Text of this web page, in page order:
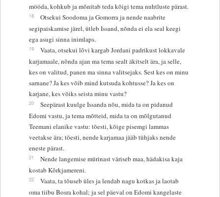
mööda, kohkub ja mõnitab teda kõigi tema nuhtluste pärast.
18
Otsekui Soodoma ja Gomorra ja nende naabrite
segipaiskamise järel, ütleb Issand, nõnda ei ela seal keegi
ega asugi sinna inimlaps.
19
Vaata, otsekui lõvi kargab Jordani padrikust lokkavale
karjamaale, nõnda ajan ma tema sealt äkitselt ära, ja selle,
kes on valitud, panen ma sinna valitsejaks. Sest kes on minu
sarnane? Ja kes võib mind kutsuda kohtusse? Ja kes on
karjane, kes võiks seista minu vastu?
20
Seepärast kuulge Issanda nõu, mida ta on pidanud
Edomi vastu, ja tema mõtteid, mida ta on mõlgutanud
Teemani elanike vastu: tõesti, kõige pisemgi lammas
veetakse ära; tõesti, nende karjamaa jääb tühjaks nende
eneste pärast.
21
Nende langemise mürinast väriseb maa, hädakisa kaja
kostab Kõrkjamereni.
22
Vaata, ta tõuseb üles ja lendab nagu kotkas ja laotab
oma tiibu Bosra kohal; ja sel päeval on Edomi kangelaste